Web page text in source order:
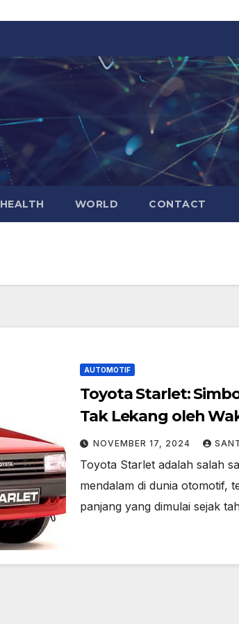
HEALTH WORLD CONTACT
AUTOMOTIF
Toyota Starlet:
Tak Lekang oleh
NOVEMBER 17, 2024
Toyota Starlet adalah salah
mendalam di dunia otomotif,
panjang yang dimulai sejak